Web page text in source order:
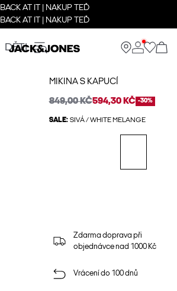
BACK AT IT | NAKUP TEĎ
BACK AT IT | NAKUP TEĎ
DĚTI
MIKINA S KAPUCÍ
849,00 KČ594,30 KČ -30%
SALE: SIVÁ / WHITE MELANGE
Zdarma doprava při
objednávce nad 1000 Kč
Vrácení do 100 dnů